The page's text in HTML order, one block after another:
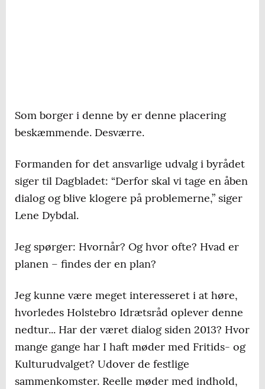
Som borger i denne by er denne placering
beskæmmende. Desværre.
Formanden for det ansvarlige udvalg i byrådet
siger til Dagbladet: “Derfor skal vi tage en åben
dialog og blive klogere på problemerne,” siger
Lene Dybdal.
Jeg spørger: Hvornår? Og hvor ofte? Hvad er
planen – findes der en plan?
Jeg kunne være meget interesseret i at høre,
hvorledes Holstebro Idrætsråd oplever denne
nedtur... Har der været dialog siden 2013? Hvor
mange gange har I haft møder med Fritids- og
Kulturudvalget? Udover de festlige
sammenkomster. Reelle møder med indhold,